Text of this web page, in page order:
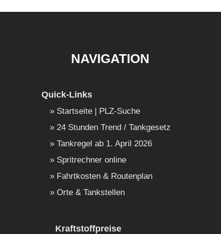
NAVIGATION
Quick-Links
Startseite | PLZ-Suche
24 Stunden Trend / Tankgesetz
Tankregel ab 1. April 2026
Spritrechner online
Fahrtkosten & Routenplan
Orte & Tankstellen
Kraftstoffpreise